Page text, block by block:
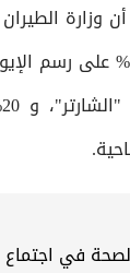
أن وزارة
على منح خصم 50% على
في اجتماع